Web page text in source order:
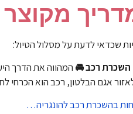
שכדאי לדעת על מסלול הטיול:
המהווה את הדרך
אגם הבלטון, רכב הוא הכרחי
בהשכרת רכב להונגריה…